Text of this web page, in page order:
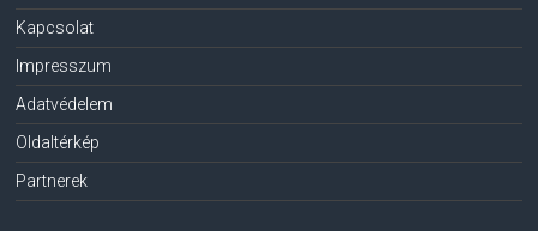
Kapcsolat
Impresszum
Adatvédelem
Oldaltérkép
Partnerek